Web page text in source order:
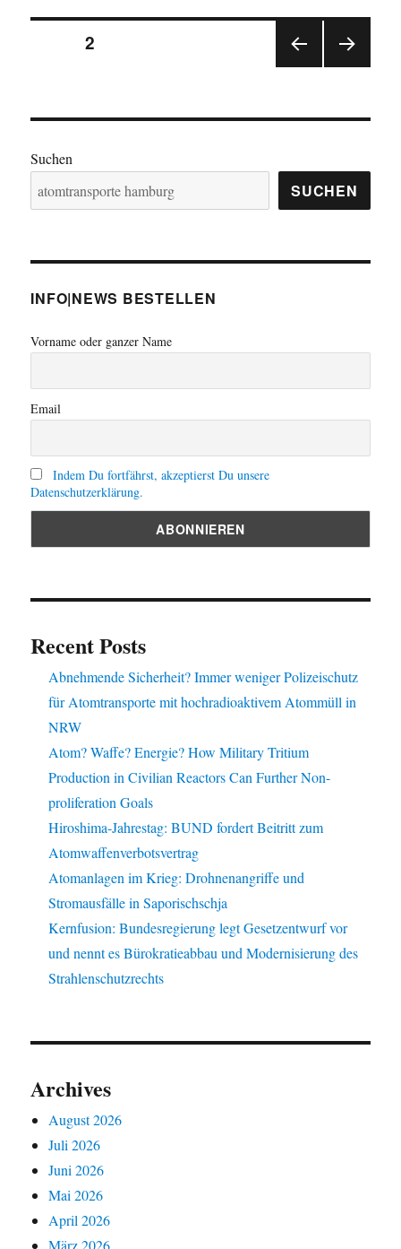
Seitennummerierung
Beiträge
SEIT
SEITE2
E
Suchen
SUCHEN
INFO|NEWS BESTELLEN
Vorname oder ganzer Name
Email
Indem Du fortfährst, akzeptierst Du unsere
Datenschutzerklärung.
Recent Posts
Abnehmende Sicherheit? Immer weniger Polizeischutz
für Atomtransporte mit hochradioaktivem Atommüll in
NRW
Atom? Waffe? Energie? How Military Tritium
Production in Civilian Reactors Can Further Non-
proliferation Goals
Hiroshima-Jahrestag: BUND fordert Beitritt zum
Atomwaffenverbotsvertrag
Atomanlagen im Krieg: Drohnenangriffe und
Stromausfälle in Saporischschja
Kernfusion: Bundesregierung legt Gesetzentwurf vor
und nennt es Bürokratieabbau und Modernisierung des
Strahlenschutzrechts
Archives
August 2026
Juli 2026
Juni 2026
Mai 2026
April 2026